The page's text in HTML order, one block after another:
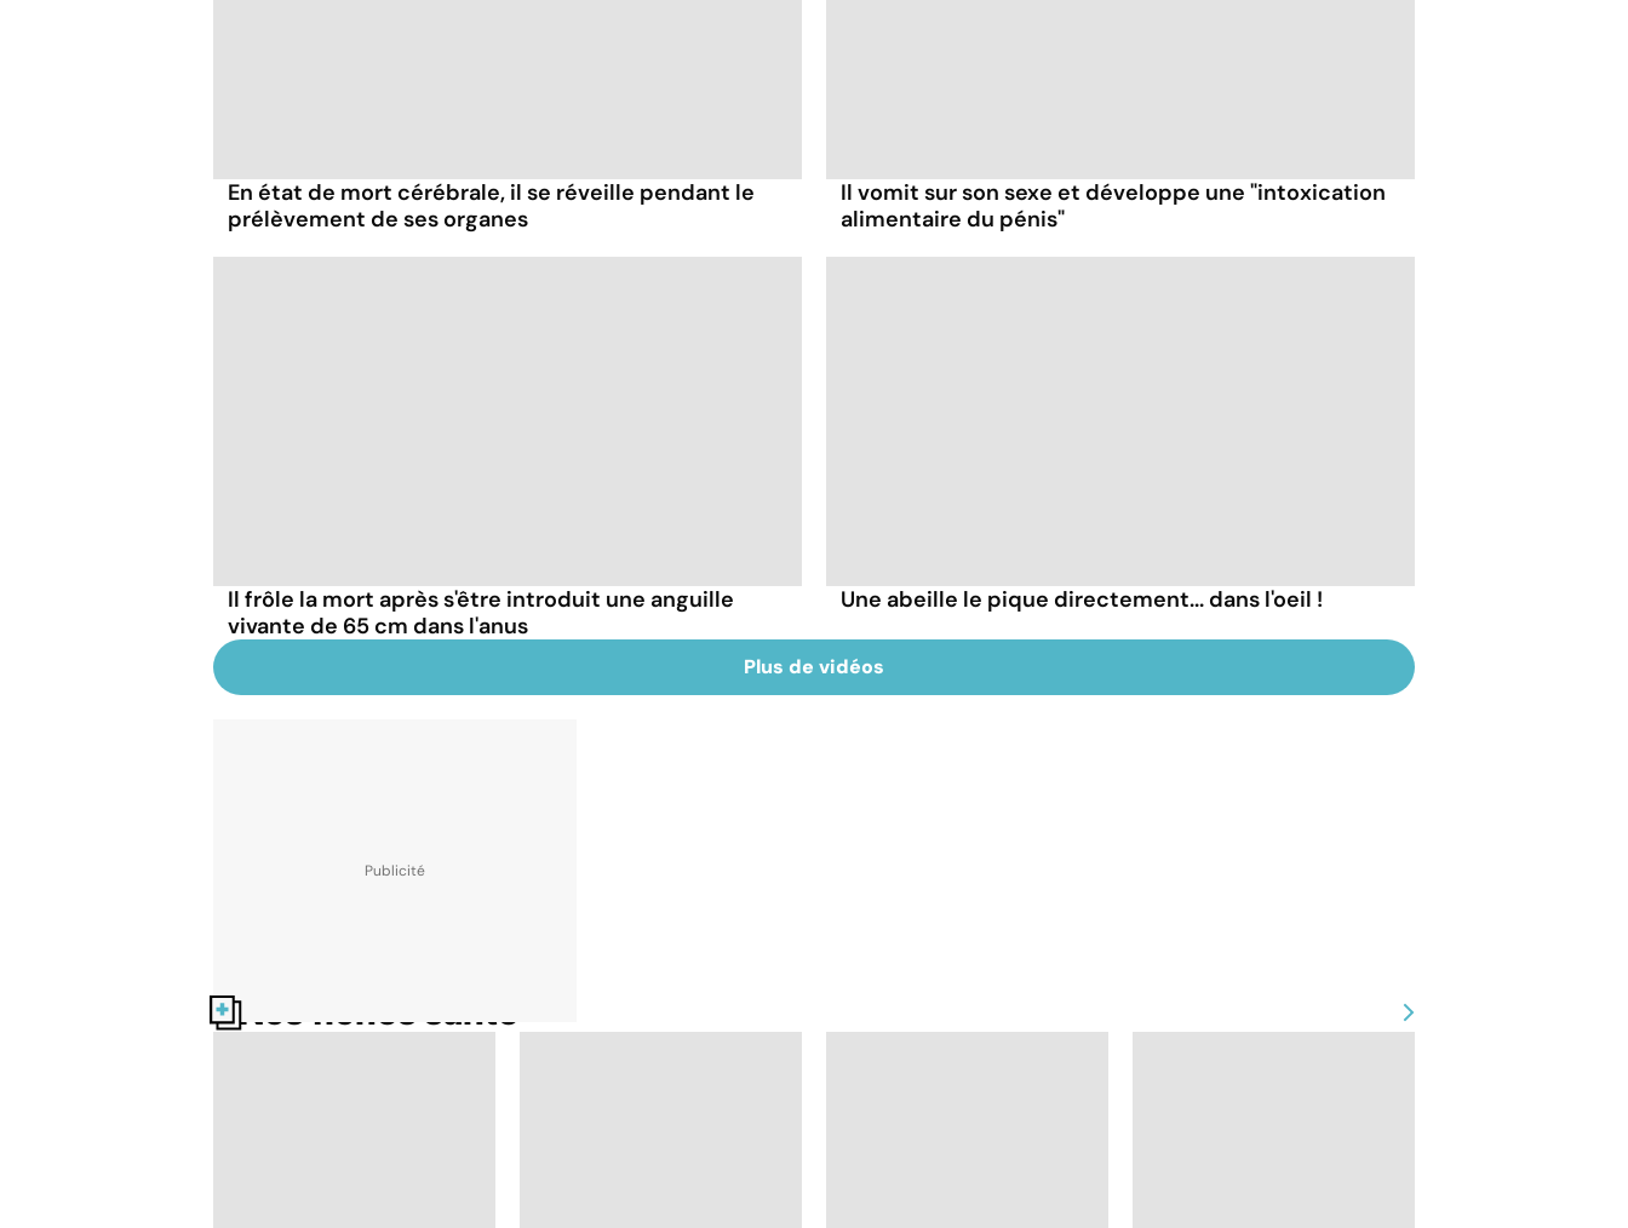
En état de mort cérébrale, il se réveille pendant le
prélèvement de ses organes
Il vomit sur son sexe et développe une "intoxication
alimentaire du pénis"
Il frôle la mort après s'être introduit une anguille
vivante de 65 cm dans l'anus
Une abeille le pique directement... dans l'oeil !
Plus de vidéos
Nos fiches santé